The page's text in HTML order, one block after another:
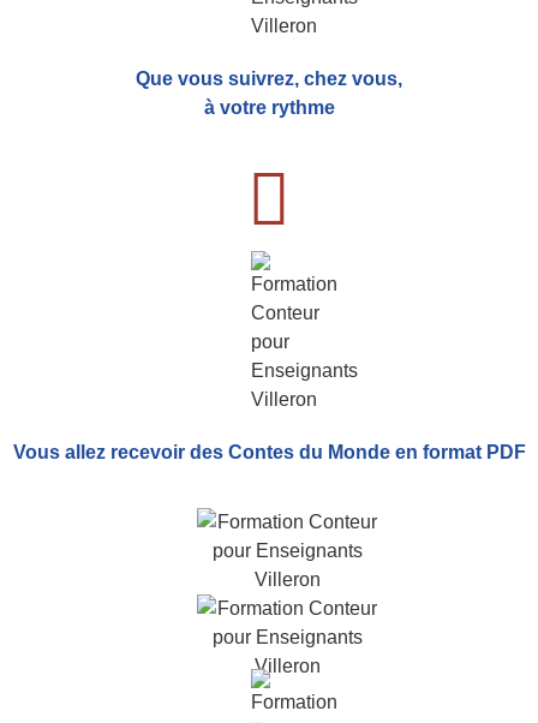
Que vous suivrez, chez vous,
à votre rythme
Vous allez recevoir des Contes du Monde en format PDF